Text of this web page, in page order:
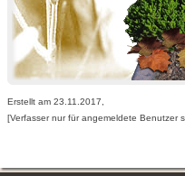
Erstellt am 23.11.2017,
[Verfasser nur für angemeldete Benutzer